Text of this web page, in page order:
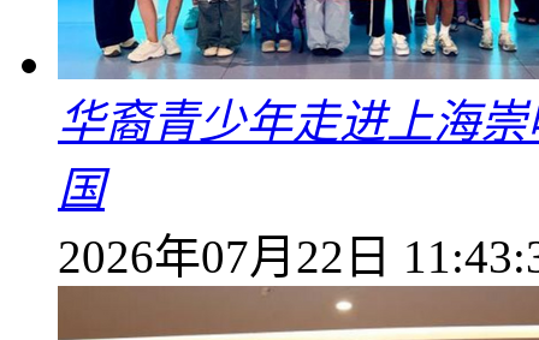
华裔青少年走进上海
国
2026年07月22日